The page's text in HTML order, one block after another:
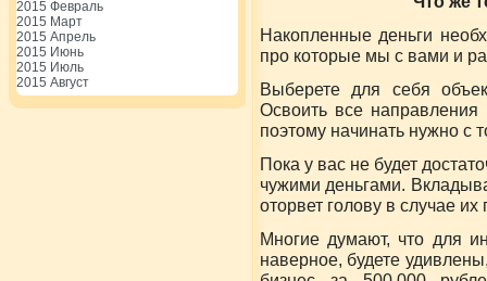
2015 Февраль
2015 Март
2015 Апрель
2015 Июнь
2015 Июль
2015 Август
Накопленные деньги
про которые мы с вами и
Выберете для себя
Освоить все
поэтому начинать нужно с
Пока у вас не будет
чужими деньгами.
оторвет голову в случае их
Многие думают, что для
наверное, будете